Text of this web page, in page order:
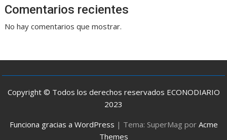
Comentarios recientes
No hay comentarios que mostrar.
Copyright © Todos los derechos reservados ECONODIARIO
2023
Funciona gracias a WordPress | Tema: SuperMag por Acme
Themes